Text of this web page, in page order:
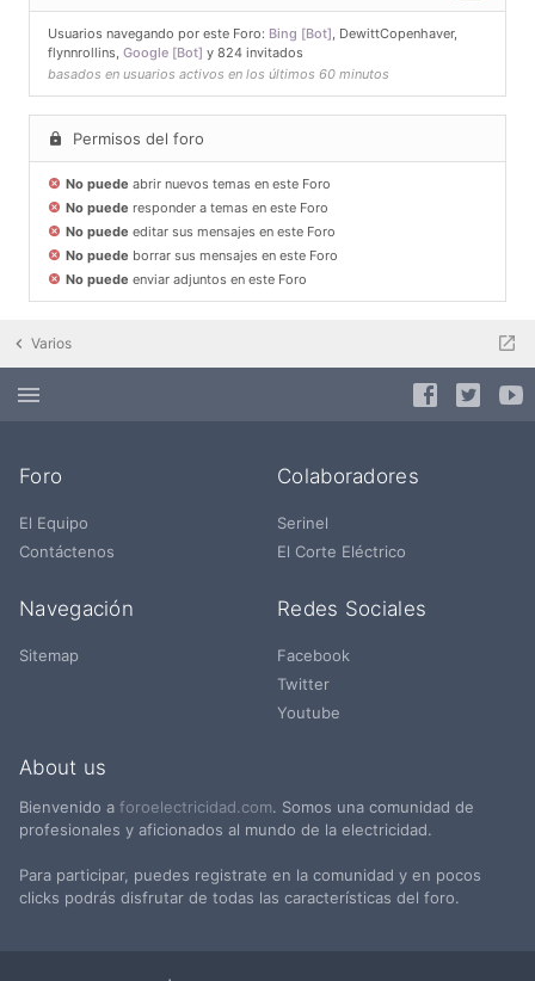
Usuarios navegando por este Foro: Bing [Bot], DewittCopenhaver,
flynnrollins, Google [Bot] y 824 invitados
basados en usuarios activos en los últimos 60 minutos
Permisos del foro
No puede abrir nuevos temas en este Foro
No puede responder a temas en este Foro
No puede editar sus mensajes en este Foro
No puede borrar sus mensajes en este Foro
No puede enviar adjuntos en este Foro
Varios
Foro
El Equipo
Contáctenos
Colaboradores
Serinel
El Corte Eléctrico
Navegación
Sitemap
Redes Sociales
Facebook
Twitter
Youtube
About us
Bienvenido a foroelectricidad.com. Somos una comunidad de
profesionales y aficionados al mundo de la electricidad.
Para participar, puedes registrate en la comunidad y en pocos
clicks podrás disfrutar de todas las características del foro.